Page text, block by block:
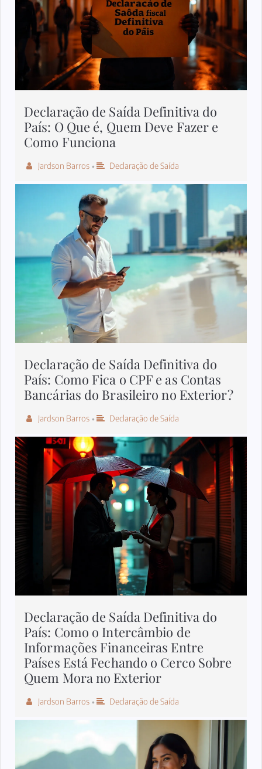
Declaração de Saída Definitiva do
País: O Que é, Quem Deve Fazer e
Como Funciona
Jardson Barros • Declaração de Saída
Declaração de Saída Definitiva do
País: Como Fica o CPF e as Contas
Bancárias do Brasileiro no Exterior?
Jardson Barros • Declaração de Saída
Declaração de Saída Definitiva do
País: Como o Intercâmbio de
Informações Financeiras Entre
Países Está Fechando o Cerco Sobre
Quem Mora no Exterior
Jardson Barros • Declaração de Saída